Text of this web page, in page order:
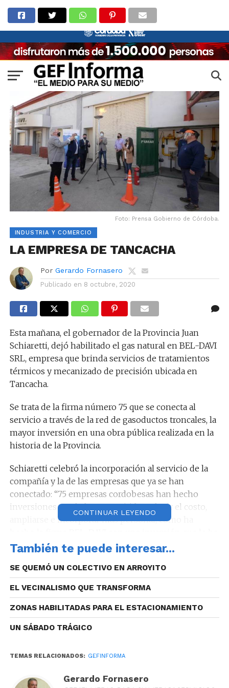
Foto: Prensa Gobierno de Córdoba.
INDUSTRIA Y COMERCIO
LA EMPRESA DE TANCACHA
Por Gerardo Fornasero
Publicado en 8 octubre, 2020
Esta mañana, el gobernador de la Provincia Juan
Schiaretti, dejó habilitado el gas natural en BEL-DAVI
SRL, empresa que brinda servicios de tratamientos
térmicos y mecanizado de precisión ubicada en
Tancacha.
Se trata de la firma número 75 que se conecta al
servicio a través de la red de gasoductos troncales, la
mayor inversión en una obra pública realizada en la
historia de la Provincia.
Schiaretti celebró la incorporación al servicio de la
compañía y la de las empresas que ya se han
conectado: “75 empresas cordobesas han hecho
inversiones que le han permitido reducir el costo,
ampliarse e incorporar más personal, como ha
permitido sumar 4 o 5 personas”.
En el marco del Programa «Conectar Gas Industria»
y gracias la inversión de $11.870.000 realizada, BEL-
DAVI S.R.L ya cuenta con gas natural, lo que le
permite obtener un ahorro anual estimado de
$12.045.000.
El gobernador destacó a la empresa como un
CONTINUAR LEYENDO
También te puede interesar...
SE QUEMÓ UN COLECTIVO EN ARROYITO
EL VECINALISMO QUE TRANSFORMA
ZONAS HABILITADAS PARA EL ESTACIONAMIENTO
UN SÁBADO TRÁGICO
TEMAS RELACIONADOS: GEFINFORMA
Gerardo Fornasero